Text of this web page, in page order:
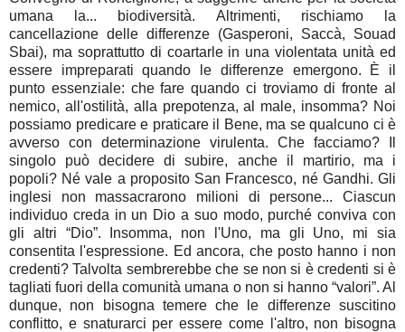
umana la... biodiversità. Altrimenti, rischiamo la
cancellazione delle differenze (Gasperoni, Saccà, Souad
Sbai), ma soprattutto di coartarle in una violentata unità ed
essere impreparati quando le differenze emergono. È il
punto essenziale: che fare quando ci troviamo di fronte al
nemico, all'ostilità, alla prepotenza, al male, insomma? Noi
possiamo predicare e praticare il Bene, ma se qualcuno ci è
avverso con determinazione virulenta. Che facciamo? Il
singolo può decidere di subire, anche il martirio, ma i
popoli? Né vale a proposito San Francesco, né Gandhi. Gli
inglesi non massacrarono milioni di persone... Ciascun
individuo creda in un Dio a suo modo, purché conviva con
gli altri “Dio”. Insomma, non l'Uno, ma gli Uno, mi sia
consentita l'espressione. Ed ancora, che posto hanno i non
credenti? Talvolta sembrerebbe che se non si è credenti si è
tagliati fuori della comunità umana o non si hanno “valori”. Al
dunque, non bisogna temere che le differenze suscitino
conflitto, e snaturarci per essere come l'altro, non bisogna